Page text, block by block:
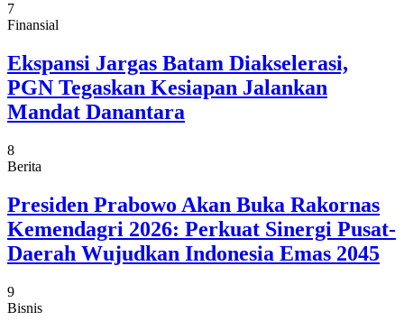
7
Finansial
Ekspansi Jargas Batam Diakselerasi,
PGN Tegaskan Kesiapan Jalankan
Mandat Danantara
8
Berita
Presiden Prabowo Akan Buka Rakornas
Kemendagri 2026: Perkuat Sinergi Pusat-
Daerah Wujudkan Indonesia Emas 2045
9
Bisnis